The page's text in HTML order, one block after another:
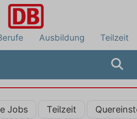
Ausbildung Teilzeit
Jobs Teilzeit